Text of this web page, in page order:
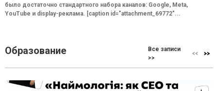
было достаточно стандартного набора каналов: Google, Meta,
YouTube и display-реклама. [caption id="attachment_69772"...
Образование
Все записи
>>